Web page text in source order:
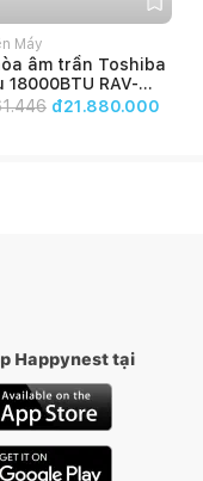
Máy
âm trần Toshiba
18000BTU RAV-
V/RAV-180USP-V
đ21.880.000
Happynest tại